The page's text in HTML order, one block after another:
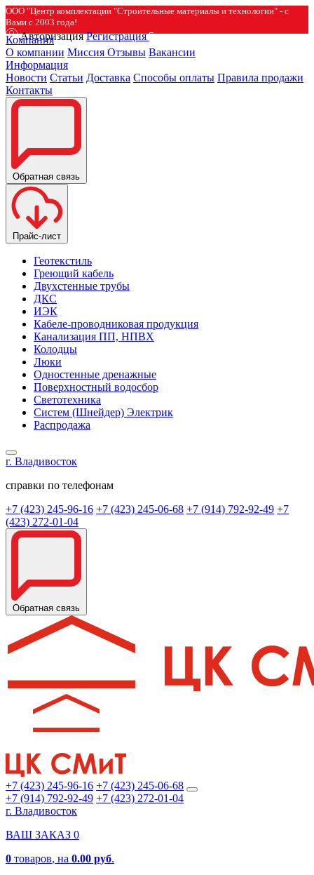
ООО "Центр комплектации "Строительные материалы и технологии" - с
Вами с 2003 года!
Авторизация Регистрация
Компания
О компании Миссия Отзывы Вакансии
Информация
Новости Статьи Доставка Способы оплаты Правила продажи
Контакты
Обратная связь
Прайс-лист
Геотекстиль
Греющий кабель
Двухстенные трубы
ДКС
ИЭК
Кабеле-проводниковая продукция
Канализация ПП, НПВХ
Колодцы
Люки
Одностенные дренажные
Поверхностный водосбор
Светотехника
Систем (Шнейдер) Электрик
Распродажа
г. Владивосток
справки по телефонам
+7 (423) 245-96-16 +7 (423) 245-06-68 +7 (914) 792-92-49 +7
(423) 272-01-04
Обратная связь
+7 (423) 245-96-16 +7 (423) 245-06-68
+7 (914) 792-92-49 +7 (423) 272-01-04
г. Владивосток
ВАШ ЗАКАЗ 0
0 товаров, на 0.00 руб.